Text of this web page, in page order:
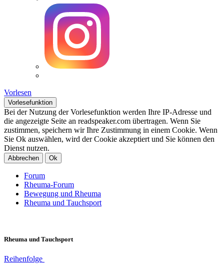
Vorlesen
Vorlesefunktion
Bei der Nutzung der Vorlesefunktion werden Ihre IP-Adresse und
die angezeigte Seite an readspeaker.com übertragen. Wenn Sie
zustimmen, speichern wir Ihre Zustimmung in einem Cookie. Wenn
Sie Ok auswählen, wird der Cookie akzeptiert und Sie können den
Dienst nutzen.
Abbrechen Ok
Forum
Rheuma-Forum
Bewegung und Rheuma
Rheuma und Tauchsport
Rheuma und Tauchsport
Reihenfolge